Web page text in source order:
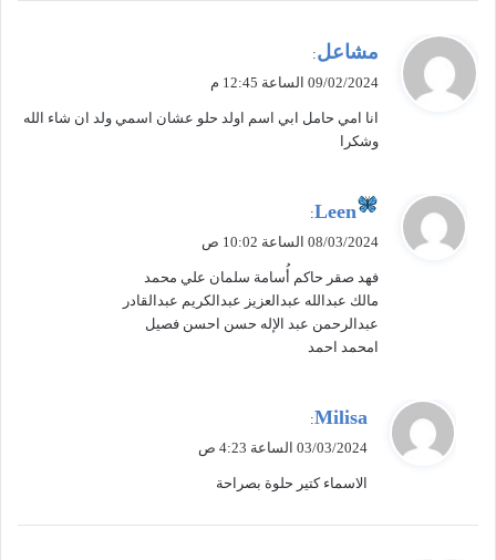
ل
مشاعل:
09/02/2024 الساعة 12:45 م
انا امي حامل ابي اسم اولد حلو عشان اسمي ولد ان شاء الله
وشكرا
ي
ل
Leen
:
08/03/2024 الساعة 10:02 ص
فهد صقر حاكم أُسامة سلمان علي محمد
مالك عبدالله عبدالعزيز عبدالكريم عبدالقادر
عبدالرحمن عبد الإله حسن احسن فصيل
امحمد احمد
ي
ل
Milisa
:
03/03/2024 الساعة 4:23 ص
الاسماء كتير حلوة بصراحة